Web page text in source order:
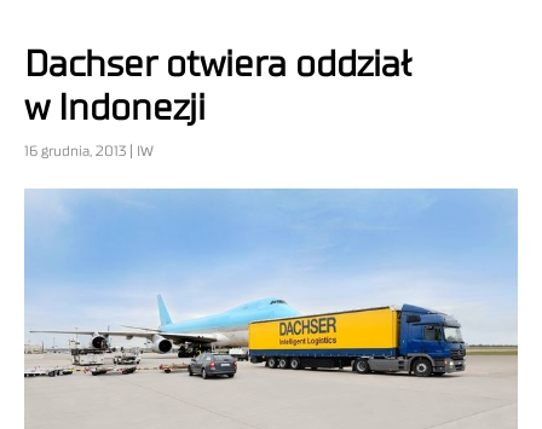
Dachser otwiera oddział
w Indonezji
16 grudnia, 2013 | IW